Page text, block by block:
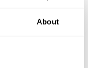
About